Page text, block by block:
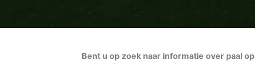
Bent u op zoek naar informatie over paal